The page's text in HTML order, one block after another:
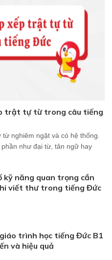
trật tự từ trong câu tiếng
nghiêm ngặt và có hệ thống.
như đại từ, tân ngữ hay
kỹ năng quan trọng cần
viết thư trong tiếng Đức
trình học tiếng Đức B1
và hiệu quả